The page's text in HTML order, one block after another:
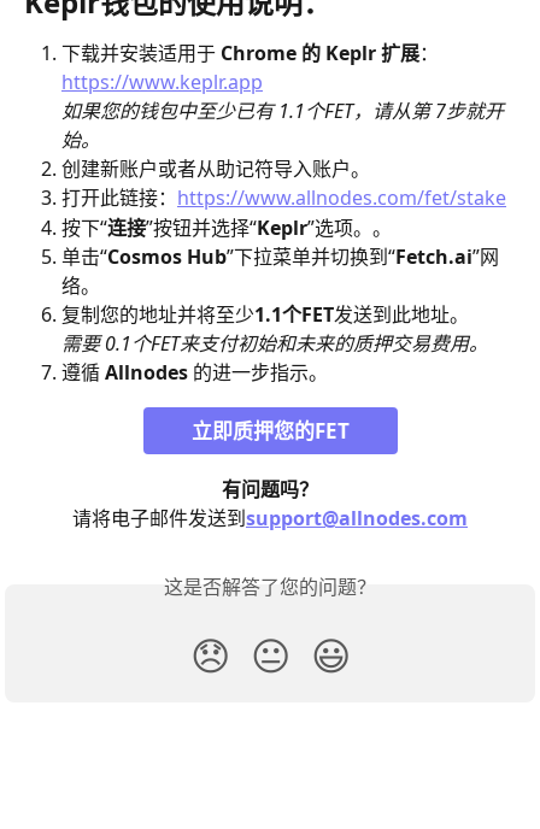
下载并安装适用于 Chrome 的 Keplr 扩展：
https://www.keplr.app
如果您的钱包中至少已有 1.1个FET，请从第 7步就开
始。
创建新账户或者从助记符导入账户。
打开此链接： https://www.allnodes.com/fet/stake
按下“连接”按钮并选择“Keplr”选项。。
单击“Cosmos Hub”下拉菜单并切换到“Fetch.ai”网
络。
复制您的地址并将至少1.1个FET发送到此地址。
需要 0.1个FET来支付初始和未来的质押交易费用。
遵循 Allnodes 的进一步指示。
立即质押您的FET
有问题吗？
请将电子邮件发送到support@allnodes.com
这是否解答了您的问题？
😞 😐 😃